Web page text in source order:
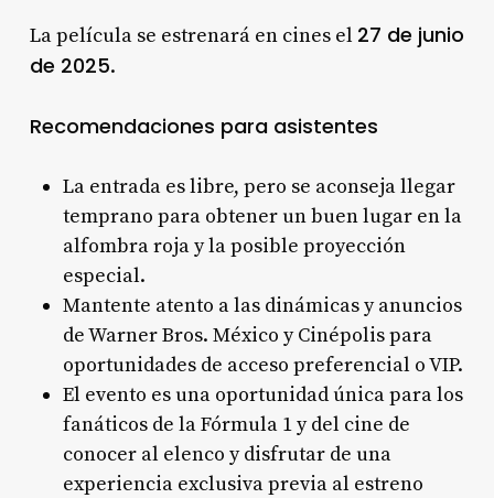
La película se estrenará en cines el 27 de junio
de 2025.
Recomendaciones para asistentes
La entrada es libre, pero se aconseja llegar
temprano para obtener un buen lugar en la
alfombra roja y la posible proyección
especial.
Mantente atento a las dinámicas y anuncios
de Warner Bros. México y Cinépolis para
oportunidades de acceso preferencial o VIP.
El evento es una oportunidad única para los
fanáticos de la Fórmula 1 y del cine de
conocer al elenco y disfrutar de una
experiencia exclusiva previa al estreno